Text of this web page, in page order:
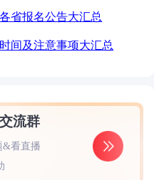
省报名公告大汇总
间及注意事项大汇总
流群
&看直播